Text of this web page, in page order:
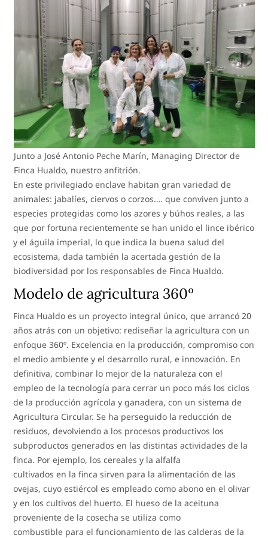
Junto a José Antonio Peche Marín, Managing Director de
Finca Hualdo, nuestro anfitrión.
En este privilegiado enclave habitan gran variedad de
animales: jabalíes, ciervos o corzos…. que conviven junto a
especies protegidas como los azores y búhos reales, a las
que por fortuna recientemente se han unido el lince ibérico
y el águila imperial, lo que indica la buena salud del
ecosistema, dada también la acertada gestión de la
biodiversidad por los responsables de Finca Hualdo.
Modelo de agricultura 360º
Finca Hualdo es un proyecto integral único, que arrancó 20
años atrás con un objetivo: rediseñar la agricultura con un
enfoque 360º. Excelencia en la producción, compromiso con
el medio ambiente y el desarrollo rural, e innovación. En
definitiva, combinar lo mejor de la naturaleza con el
empleo de la tecnología para cerrar un poco más los ciclos
de la producción agrícola y ganadera, con un sistema de
Agricultura Circular. Se ha perseguido la reducción de
residuos, devolviendo a los procesos productivos los
subproductos generados en las distintas actividades de la
finca. Por ejemplo, los cereales y la alfalfa
cultivados en la finca sirven para la alimentación de las
ovejas, cuyo estiércol es empleado como abono en el olivar
y en los cultivos del huerto. El hueso de la aceituna
proveniente de la cosecha se utiliza como
combustible para el funcionamiento de las calderas de la